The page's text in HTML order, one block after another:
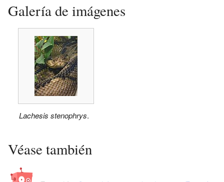
Galería de imágenes
Lachesis stenophrys.
Véase también